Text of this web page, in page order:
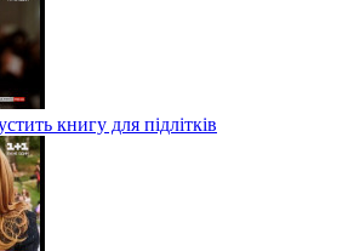
книгу для підлітків